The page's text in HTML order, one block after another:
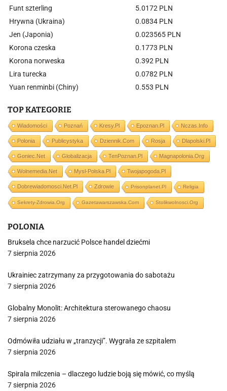
Funt szterling
5.0172 PLN
Hrywna (Ukraina)
0.0834 PLN
Jen (Japonia)
0.023565 PLN
Korona czeska
0.1773 PLN
Korona norweska
0.392 PLN
Lira turecka
0.0782 PLN
Yuan renminbi (Chiny)
0.553 PLN
TOP KATEGORIE
Wiadomości Poznań Kresy.pl Epoznan.pl Nczas.info
Polonia Publicystyka Dziennik.com Rosja Dlapolski.pl
Goniec.net Globalizacja TenPoznan.pl Magnapolonia.org
Wolnemedia.net Mysl-Polska.pl Twojapogoda.pl
Dobrewiadomosci.net.pl Zdrowie Prisonplanet.pl Religia
Sekrety-Zdrowia.org Gazetawarszawska.com Stolikwolnosci.org
POLONIA
Bruksela chce narzucić Polsce handel dziećmi
7 sierpnia 2026
Ukrainiec zatrzymany za przygotowania do sabotażu
7 sierpnia 2026
Globalny Monolit: Architektura sterowanego chaosu
7 sierpnia 2026
Odmówiła udziału w „tranzycji”. Wygrała ze szpitalem
7 sierpnia 2026
Spirala milczenia – dlaczego ludzie boją się mówić, co myślą
7 sierpnia 2026